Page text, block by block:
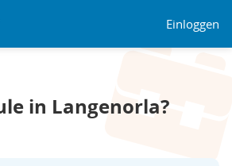
Einloggen
in Langenorla?